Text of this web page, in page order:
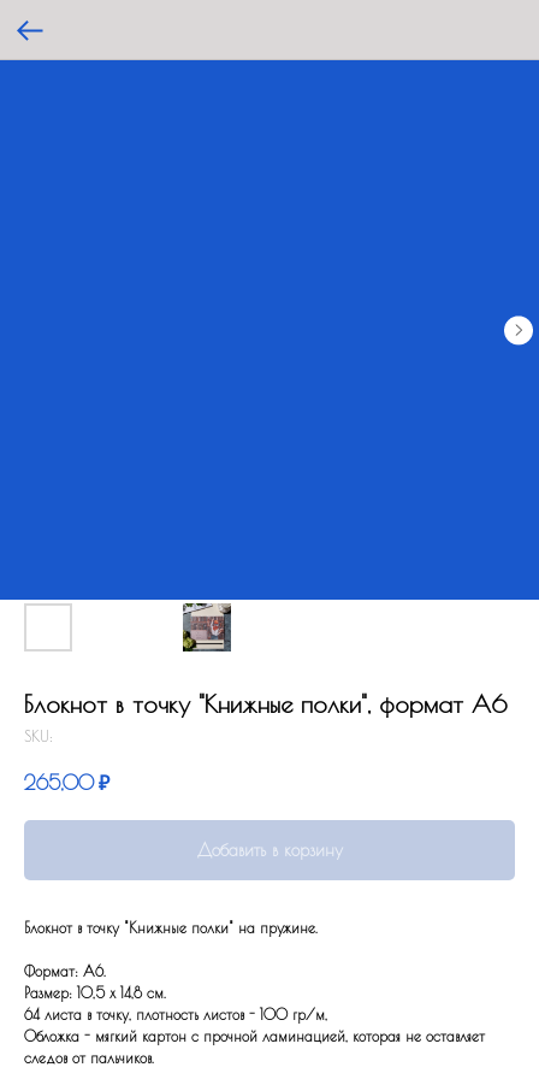
Блокнот в точку "Книжные полки", формат А6
SKU:
265,00 ₽
Добавить в корзину
Блокнот в точку "Книжные полки" на пружине.
Формат: А6.
Размер: 10,5 x 14,8 см.
64 листа в точку, плотность листов - 100 гр/м,
Обложка - мягкий картон с прочной ламинацией, которая не оставляет
следов от пальчиков.